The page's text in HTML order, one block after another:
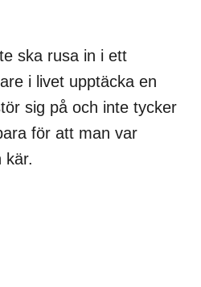
ska rusa in i ett
i livet upptäcka en
sig på och inte tycker
för att man var
kär.